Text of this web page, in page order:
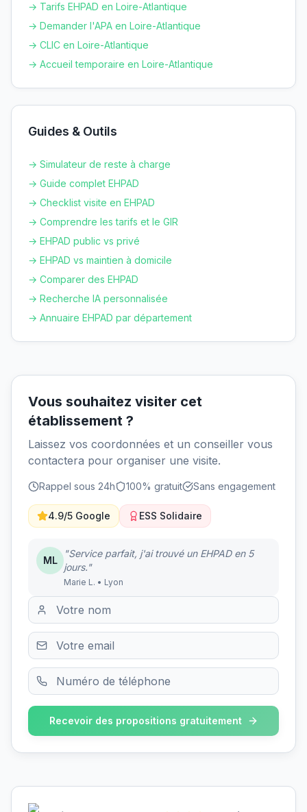
→ Tarifs EHPAD en Loire-Atlantique
→ Demander l'APA en Loire-Atlantique
→ CLIC en Loire-Atlantique
→ Accueil temporaire en Loire-Atlantique
Guides & Outils
→ Simulateur de reste à charge
→ Guide complet EHPAD
→ Checklist visite en EHPAD
→ Comprendre les tarifs et le GIR
→ EHPAD public vs privé
→ EHPAD vs maintien à domicile
→ Comparer des EHPAD
→ Recherche IA personnalisée
→ Annuaire EHPAD par département
Vous souhaitez visiter cet
établissement ?
Laissez vos coordonnées et un conseiller vous
contactera pour organiser une visite.
Rappel sous 24h 100% gratuit Sans engagement
4.9/5 Google ESS Solidaire
ML
"Service parfait, j'ai trouvé un EHPAD en 5
jours."
Marie L. • Lyon
Recevoir des propositions gratuitement